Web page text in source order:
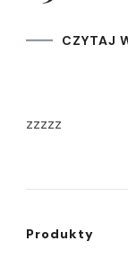
CZYTAJ
zzzzz
Produkty